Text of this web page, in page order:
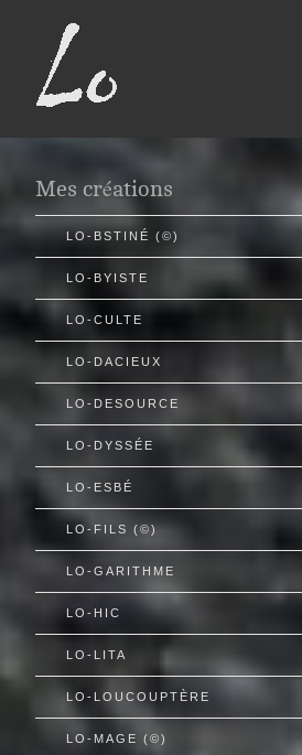
Mes créations
LO-BSTINÉ (©)
LO-BYISTE
LO-CULTE
LO-DACIEUX
LO-DESOURCE
LO-DYSSÉE
LO-ESBÉ
LO-FILS (©)
LO-GARITHME
LO-HIC
LO-LITA
LO-LOUCOUPTÈRE
LO-MAGE (©)